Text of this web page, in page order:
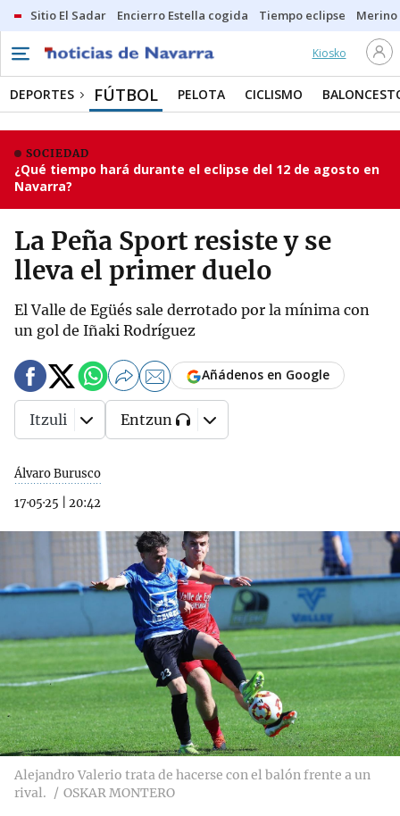
Sitio El Sadar Encierro Estella cogida Tiempo eclipse
Kiosko
DEPORTES FÚTBOL PELOTA CICLISMO
SOCIEDAD
¿Qué tiempo hará durante el eclipse del 12 de agosto en
Navarra?
La Peña Sport resiste y se
lleva el primer duelo
El Valle de Egüés sale derrotado por la mínima con
un gol de Iñaki Rodríguez
Álvaro Burusco
17·05·25
20:42
Añádenos en Google
Itzuli Entzun
Alejandro Valerio trata de hacerse con el balón frente a un
rival.
OSKAR MONTERO